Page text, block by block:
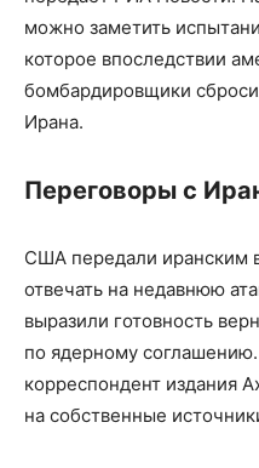
можно заметить
которое впоследствии
бомбардировщики
Ирана.
Переговоры с
США передали иранским
отвечать на недавнюю
выразили готовность
по ядерному
корреспондент издания
на собственные